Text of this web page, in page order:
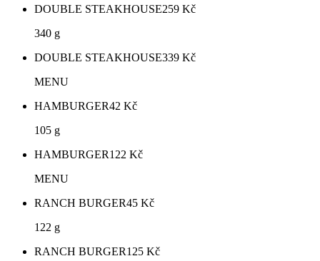
DOUBLE STEAKHOUSE259 Kč
340 g
DOUBLE STEAKHOUSE339 Kč
MENU
HAMBURGER42 Kč
105 g
HAMBURGER122 Kč
MENU
RANCH BURGER45 Kč
122 g
RANCH BURGER125 Kč